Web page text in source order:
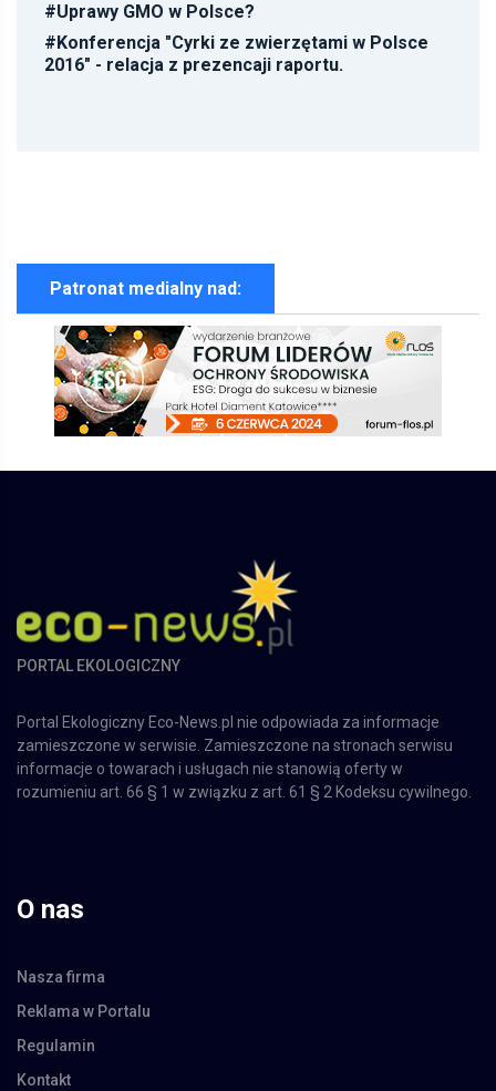
#Uprawy GMO w Polsce?
#Konferencja "Cyrki ze zwierzętami w Polsce
2016" - relacja z prezencaji raportu.
Patronat medialny nad:
PORTAL EKOLOGICZNY
Portal Ekologiczny Eco-News.pl nie odpowiada za informacje
zamieszczone w serwisie. Zamieszczone na stronach serwisu
informacje o towarach i usługach nie stanowią oferty w
rozumieniu art. 66 § 1 w związku z art. 61 § 2 Kodeksu cywilnego.
O nas
Nasza firma
Reklama w Portalu
Regulamin
Kontakt